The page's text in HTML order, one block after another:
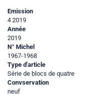
Emission
4 2019
Année
2019
N° Michel
1967-1968
Type d'article
Série de blocs de quatre
Convservation
neuf